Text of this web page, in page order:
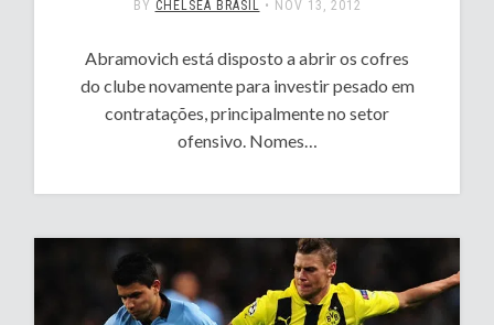
BY CHELSEA BRASIL • NOV 13, 2012
Abramovich está disposto a abrir os cofres
do clube novamente para investir pesado em
contratações, principalmente no setor
ofensivo. Nomes…